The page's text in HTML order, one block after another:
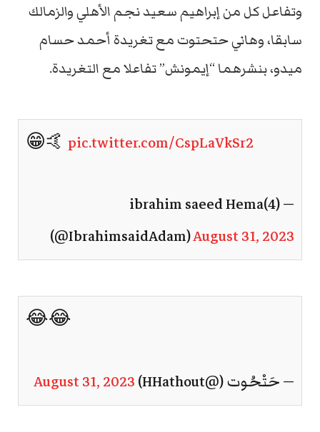
وتفاعل كل من إبراهيم سعيد نجم الأهلي والزمالك
سابقا، وهاني حتحتوت مع تغريدة أحمد حسام
ميدو، بنشرهما “إيمونش” تفاعلا مع التغريدة.
😁🤙 pic.twitter.com/CspLaVkSr2
— ibrahim saeed Hema(4)
(@IbrahimsaidAdam)August 31, 2023
😂😂
— حَتْحُوت (@HHathout) August 31, 2023